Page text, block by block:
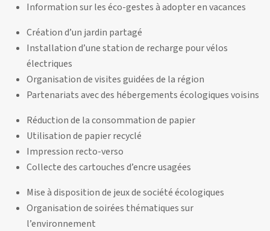
Information sur les éco-gestes à adopter en vacances
Création d’un jardin partagé
Installation d’une station de recharge pour vélos
électriques
Organisation de visites guidées de la région
Partenariats avec des hébergements écologiques voisins
Réduction de la consommation de papier
Utilisation de papier recyclé
Impression recto-verso
Collecte des cartouches d’encre usagées
Mise à disposition de jeux de société écologiques
Organisation de soirées thématiques sur
l’environnement